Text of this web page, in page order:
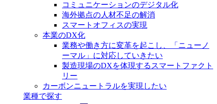
コミュニケーションのデジタル化
海外拠点の人材不足の解消
スマートオフィスの実現
本業のDX化
業務や働き方に変革を起こし、「ニューノ
ーマル」に対応していきたい
製造現場のDXを体現するスマートファクト
リー
カーボンニュートラルを実現したい
業種で探す